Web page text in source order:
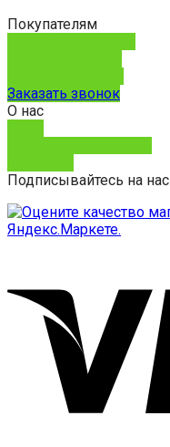
Покупателям
Заказать звонок
О нас
Подписывайтесь на нас